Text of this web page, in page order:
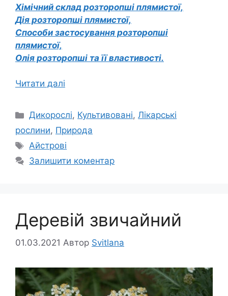
Хімічний склад розторопші плямистої,
Дія розторопші плямистої,
Способи застосування розторопші
плямистої,
Олія розторопші та її властивості.
Читати далі
Категорії
Дикорослі, Культивовані,Лікарські
рослини, Природа
Позначки
Айстрові
Залишити коментар
Деревій звичайний
01.03.2021 Автор Svitlana